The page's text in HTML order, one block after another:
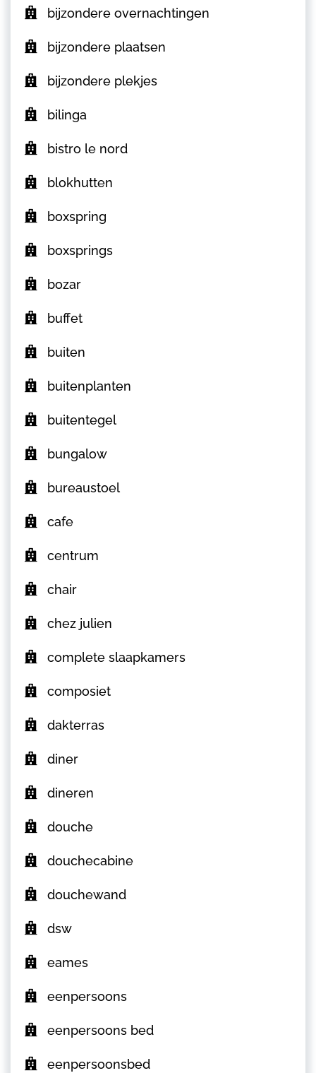
bijzondere overnachtingen
bijzondere plaatsen
bijzondere plekjes
bilinga
bistro le nord
blokhutten
boxspring
boxsprings
bozar
buffet
buiten
buitenplanten
buitentegel
bungalow
bureaustoel
cafe
centrum
chair
chez julien
complete slaapkamers
composiet
dakterras
diner
dineren
douche
douchecabine
douchewand
dsw
eames
eenpersoons
eenpersoons bed
eenpersoonsbed